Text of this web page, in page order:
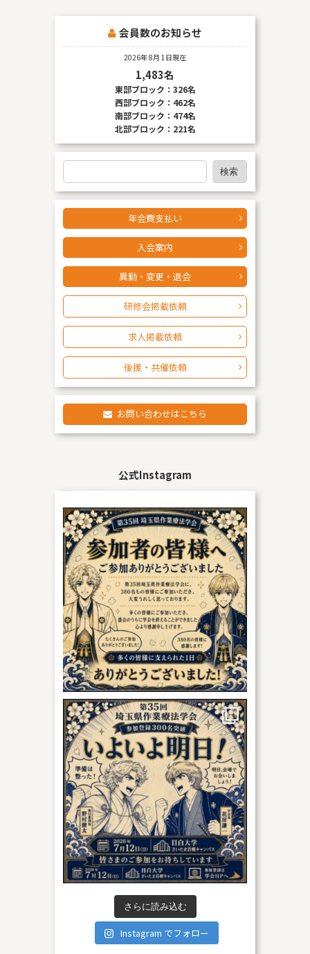
なお、個人情報保護委員会のホームページ
https://www.ppc.go.jp/）では、各国における個人情報
保護制度に関する情報について掲載されています。 お客様
が未成年の場合、親権者または後見人の承諾を得た上で、
本サービスを利用するものとします。
会員数のお知らせ
2026年 8月 1日現在
1,483名
東部ブロック：326名
西部ブロック：462名
南部ブロック：474名
北部ブロック：221名
検
索
検索
年会費支払い
入会案内
異動・変更・退会
研修会掲載依頼
求人掲載依頼
後援・共催依頼
お問い合わせはこちら
公式Instagram
さらに読み込む
Instagram でフォロー